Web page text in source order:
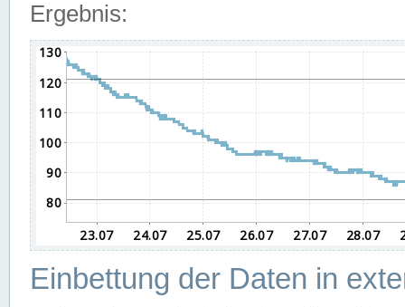
Ergebnis:
Einbettung der Daten in